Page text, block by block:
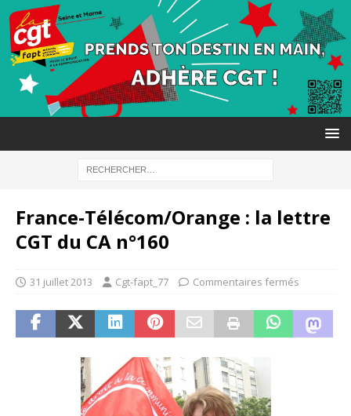
France-Télécom/Orange : la lettre
CGT du CA n°160
31 juillet 2013 Cgt-fapt_77 Commentaires fermés